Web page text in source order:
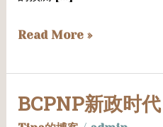
选
Read More »
BCPNP新政时
BCPNP
新